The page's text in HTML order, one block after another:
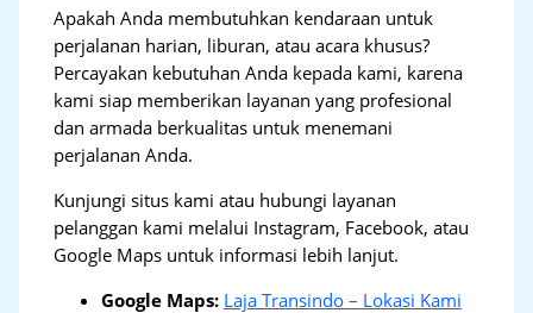
Apakah Anda membutuhkan kendaraan untuk
perjalanan harian, liburan, atau acara khusus?
Percayakan kebutuhan Anda kepada kami, karena
kami siap memberikan layanan yang profesional
dan armada berkualitas untuk menemani
perjalanan Anda.
Kunjungi situs kami atau hubungi layanan
pelanggan kami melalui Instagram, Facebook, atau
Google Maps untuk informasi lebih lanjut.
Google Maps: Laja Transindo – Lokasi Kami